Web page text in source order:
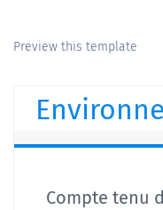
Preview this template